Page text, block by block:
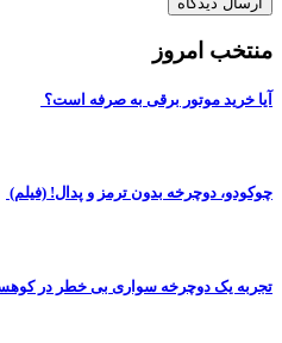
منتخب امروز
آیا خرید موتور برقی به صرفه است؟
چوکودو، دوچرخه بدون ترمز و پدال! (فیلم)
تجربه یک دوچرخه سواری بی خطر در